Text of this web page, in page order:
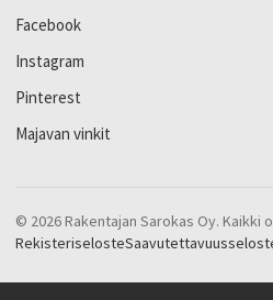
Facebook
Instagram
Pinterest
Majavan vinkit
© 2026 Rakentajan Sarokas Oy. Kaikki
Rekisteriseloste